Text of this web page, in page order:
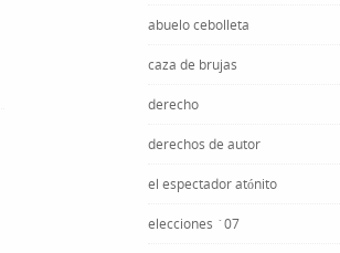
abuelo cebolleta
caza de brujas
derecho
derechos de autor
el espectador atónito
elecciones ´07